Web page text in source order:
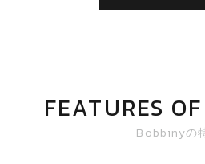
FEATURES
Bobbinyの